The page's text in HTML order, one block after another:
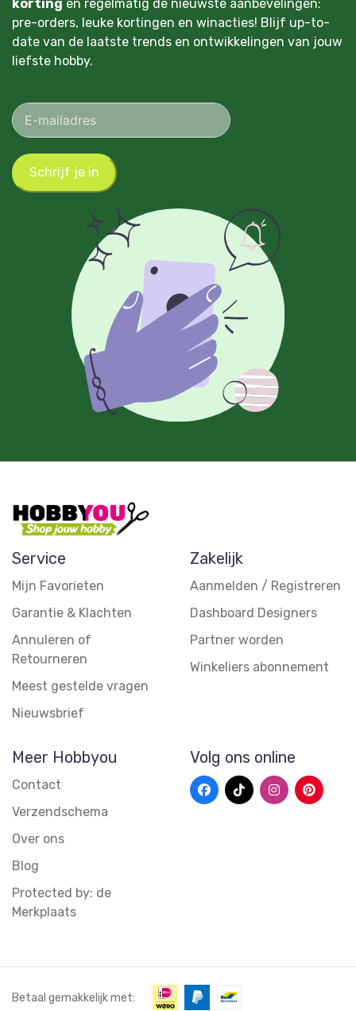
korting en regelmatig de nieuwste aanbevelingen:
pre-orders, leuke kortingen en winacties! Blijf up-to-
date van de laatste trends en ontwikkelingen van jouw
liefste hobby.
Schrijf je in
Service
Mijn Favorieten
Garantie & Klachten
Annuleren of
Retourneren
Meest gestelde vragen
Nieuwsbrief
Zakelijk
Aanmelden / Registreren
Dashboard Designers
Partner worden
Winkeliers abonnement
Meer Hobbyou
Contact
Verzendschema
Over ons
Blog
Protected by: de
Merkplaats
Volg ons online
Betaal gemakkelijk met: